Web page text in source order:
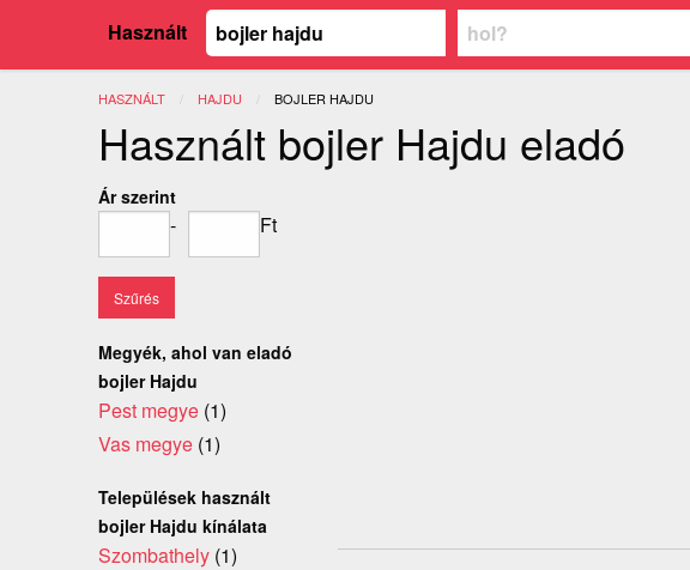
Használt
HASZNÁLT HAJDU JELENLEGI:
BOJLER HAJDU
Használt bojler Hajdu eladó
Ár szerint
- Ft
Megyék, ahol van eladó
bojler Hajdu
Pest megye (1)
Vas megye (1)
Települések használt
bojler Hajdu kínálata
Szombathely (1)